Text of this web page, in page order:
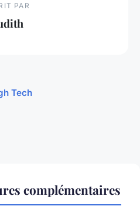
PAR
Tech
complémentaires